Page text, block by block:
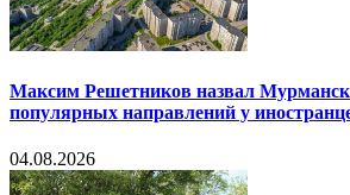
Максим Решетников назвал
популярных направлений у
04.08.2026